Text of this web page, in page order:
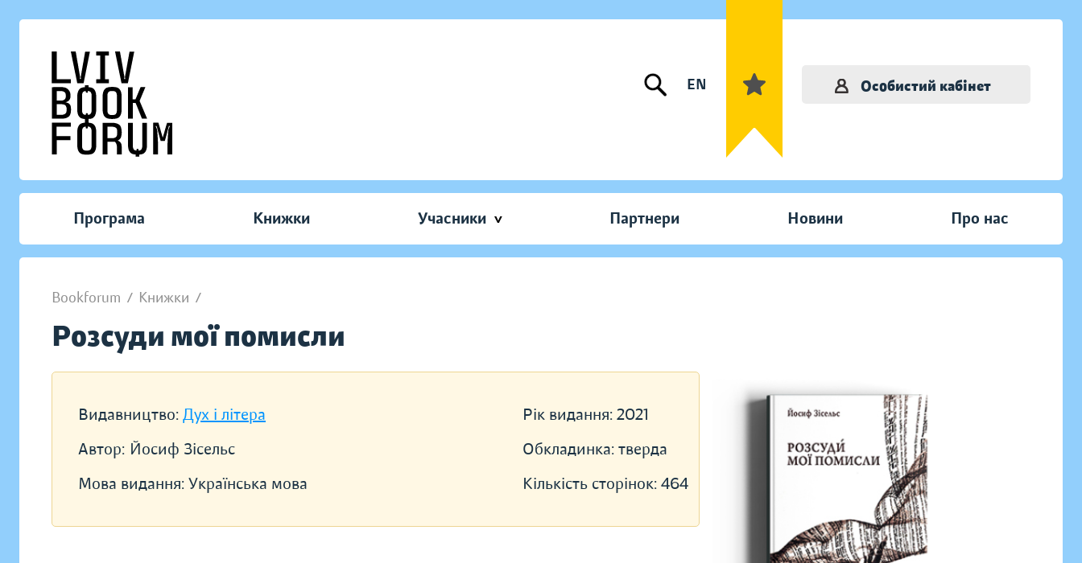
EN Особистий кабінет
Програма Книжки Учасники Партнери Новини Про нас
Bookforum / Книжки /
Розсуди мої помисли
Видавництво: Дух і літера
Автор: Йосиф Зісельс
Мова видання: Українська мова
Рік видання: 2021
Обкладинка: тверда
Кількість сторінок: 464